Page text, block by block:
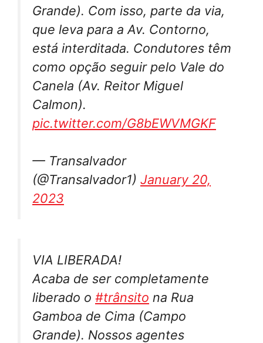
Grande). Com isso, parte da via,
que leva para a Av. Contorno,
está interditada. Condutores têm
como opção seguir pelo Vale do
Canela (Av. Reitor Miguel
Calmon).
pic.twitter.com/G8bEWVMGKF
— Transalvador
(@Transalvador1) January 20,
2023
VIA LIBERADA!
Acaba de ser completamente
liberado o #trânsito na Rua
Gamboa de Cima (Campo
Grande). Nossos agentes